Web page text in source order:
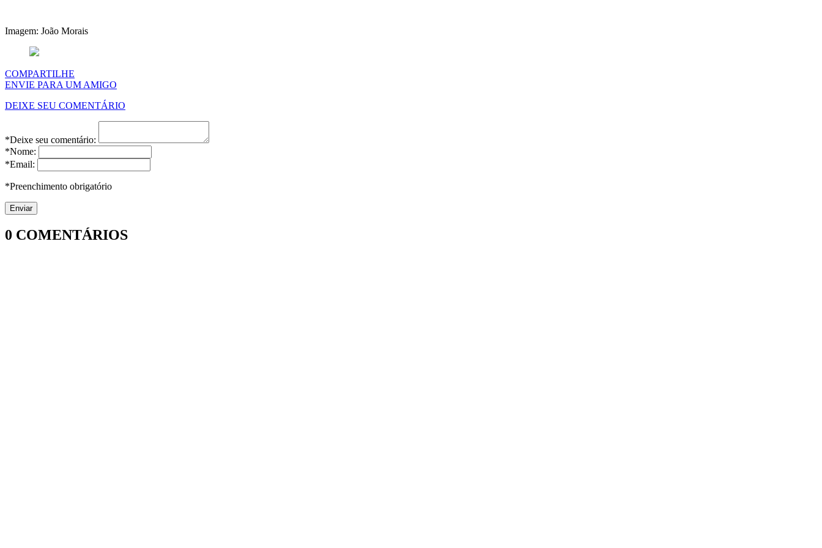
Imagem: João Morais
COMPARTILHE
ENVIE PARA UM AMIGO
DEIXE SEU COMENTÁRIO
*Deixe seu comentário:
*Nome:
*Email:
*Preenchimento obrigatório
0 COMENTÁRIOS